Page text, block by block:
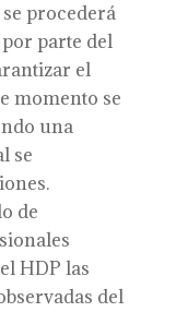
procederá
parte del
el
momento se
una
se
de
HDP las
del